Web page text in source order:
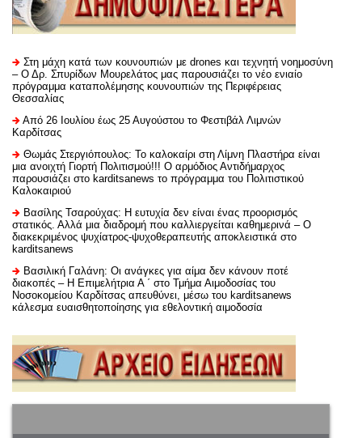
Στη μάχη κατά των κουνουπιών με drones και τεχνητή νοημοσύνη
– Ο Δρ. Σπυρίδων Μουρελάτος μας παρουσιάζει το νέο ενιαίο
πρόγραμμα καταπολέμησης κουνουπιών της Περιφέρειας
Θεσσαλίας
Από 26 Ιουλίου έως 25 Αυγούστου το Φεστιβάλ Λιμνών
Καρδίτσας
Θωμάς Στεργιόπουλος: Το καλοκαίρι στη Λίμνη Πλαστήρα είναι
μια ανοιχτή Γιορτή Πολιτισμού!!! Ο αρμόδιος Αντιδήμαρχος
παρουσιάζει στο karditsanews το πρόγραμμα του Πολιτιστικού
Καλοκαιριού
Βασίλης Τσαρούχας: Η ευτυχία δεν είναι ένας προορισμός
στατικός. Αλλά μια διαδρομή που καλλιεργείται καθημερινά – Ο
διακεκριμένος ψυχίατρος-ψυχοθεραπευτής αποκλειστικά στο
karditsanews
Βασιλική Γαλάνη: Οι ανάγκες για αίμα δεν κάνουν ποτέ
διακοπές – Η Επιμελήτρια Α ΄ στο Τμήμα Αιμοδοσίας του
Νοσοκομείου Καρδίτσας απευθύνει, μέσω του karditsanews
κάλεσμα ευαισθητοποίησης για εθελοντική αιμοδοσία